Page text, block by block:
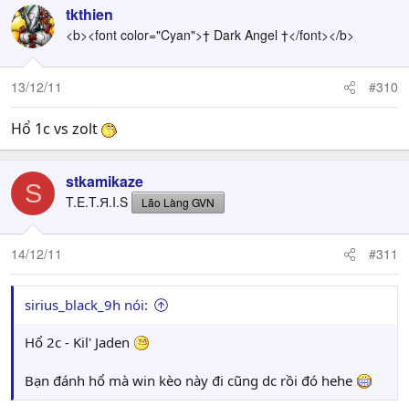
tkthien
<b><font color="Cyan">† Dark Angel †</font></b>
13/12/11 #310
Hổ 1c vs zolt
S stkamikaze
T.E.T.Я.I.S Lão Làng GVN
14/12/11 #311
sirius_black_9h nói:
Hổ 2c - Kil' Jaden
Bạn đánh hổ mà win kèo này đi cũng dc rồi đó hehe